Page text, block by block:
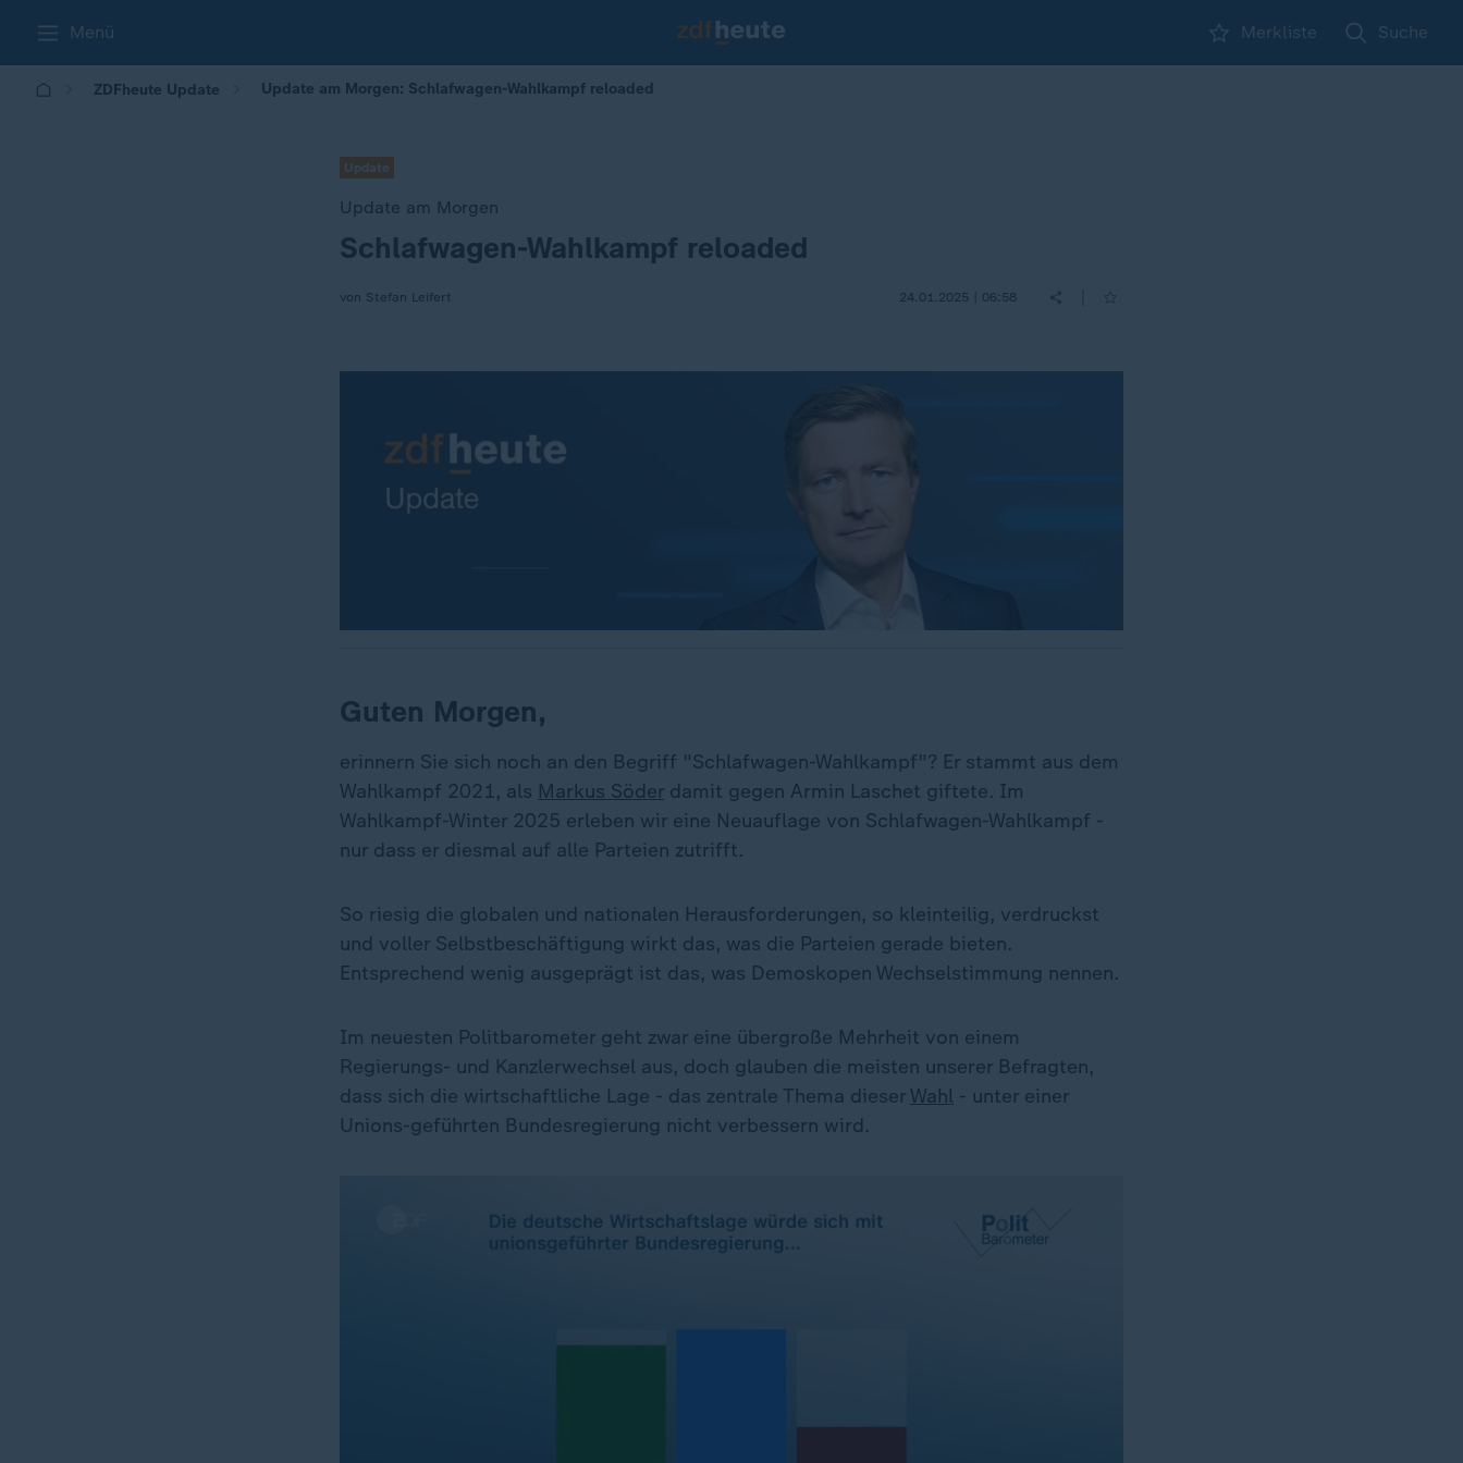
Menü Merkliste Suche
ZDFheute Update Update am Morgen: Schlafwagen-Wahlkampf reloaded
Update
Update am Morgen
:
Schlafwagen-Wahlkampf reloaded
von Stefan Leifert 24.01.2025 | 06:58
Guten Morgen,
erinnern Sie sich noch an den Begriff "Schlafwagen-Wahlkampf"? Er stammt aus dem
Wahlkampf 2021, als Markus Söder damit gegen Armin Laschet giftete. Im
Wahlkampf-Winter 2025 erleben wir eine Neuauflage von Schlafwagen-Wahlkampf -
nur dass er diesmal auf alle Parteien zutrifft.
So riesig die globalen und nationalen Herausforderungen, so kleinteilig, verdruckst
und voller Selbstbeschäftigung wirkt das, was die Parteien gerade bieten.
Entsprechend wenig ausgeprägt ist das, was Demoskopen Wechselstimmung nennen.
Im neuesten Politbarometer geht zwar eine übergroße Mehrheit von einem
Regierungs- und Kanzlerwechsel aus, doch glauben die meisten unserer Befragten,
dass sich die wirtschaftliche Lage - das zentrale Thema dieser Wahl - unter einer
Unions-geführten Bundesregierung nicht verbessern wird.